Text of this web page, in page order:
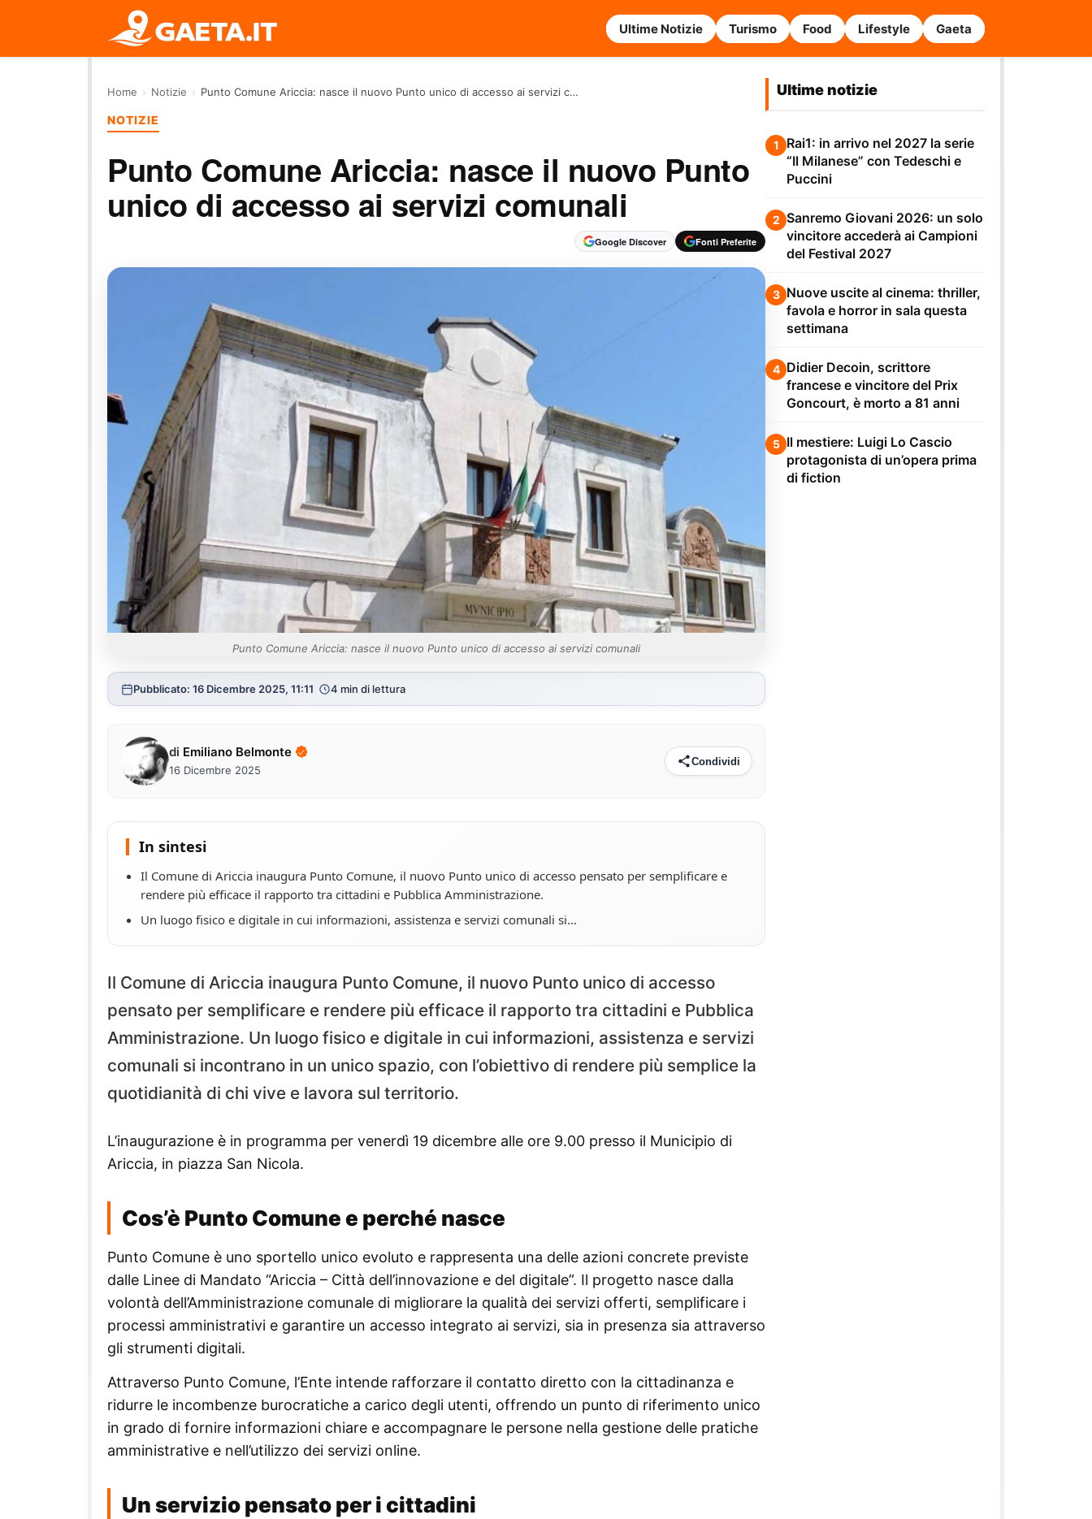
Ultime Notizie Turismo Food Lifestyle Gaeta
Home › Notizie › Punto Comune Ariccia: nasce il nuovo Punto unico di accesso ai servizi c…
NOTIZIE
Punto Comune Ariccia: nasce il nuovo Punto
unico di accesso ai servizi comunali
Google Discover Fonti Preferite
Punto Comune Ariccia: nasce il nuovo Punto unico di accesso ai servizi comunali
Pubblicato: 16 Dicembre 2025, 11:11 4 min di lettura
di Emiliano Belmonte
16 Dicembre 2025
Condividi
In sintesi
Il Comune di Ariccia inaugura Punto Comune, il nuovo Punto unico di accesso pensato per semplificare e
rendere più efficace il rapporto tra cittadini e Pubblica Amministrazione.
Un luogo fisico e digitale in cui informazioni, assistenza e servizi comunali si…
Il Comune di Ariccia inaugura Punto Comune, il nuovo Punto unico di accesso
pensato per semplificare e rendere più efficace il rapporto tra cittadini e Pubblica
Amministrazione. Un luogo fisico e digitale in cui informazioni, assistenza e servizi
comunali si incontrano in un unico spazio, con l’obiettivo di rendere più semplice la
quotidianità di chi vive e lavora sul territorio.
L’inaugurazione è in programma per venerdì 19 dicembre alle ore 9.00 presso il Municipio di
Ariccia, in piazza San Nicola.
Cos’è Punto Comune e perché nasce
Punto Comune è uno sportello unico evoluto e rappresenta una delle azioni concrete previste
dalle Linee di Mandato “Ariccia – Città dell’innovazione e del digitale”. Il progetto nasce dalla
volontà dell’Amministrazione comunale di migliorare la qualità dei servizi offerti, semplificare i
processi amministrativi e garantire un accesso integrato ai servizi, sia in presenza sia attraverso
gli strumenti digitali.
Attraverso Punto Comune, l’Ente intende rafforzare il contatto diretto con la cittadinanza e
ridurre le incombenze burocratiche a carico degli utenti, offrendo un punto di riferimento unico
in grado di fornire informazioni chiare e accompagnare le persone nella gestione delle pratiche
amministrative e nell’utilizzo dei servizi online.
Un servizio pensato per i cittadini
Ultime notizie
1
Rai1: in arrivo nel 2027 la serie
“Il Milanese” con Tedeschi e
Puccini
2 Sanremo Giovani 2026: un solo
vincitore accederà ai Campioni
del Festival 2027
3 Nuove uscite al cinema: thriller,
favola e horror in sala questa
settimana
4 Didier Decoin, scrittore
francese e vincitore del Prix
Goncourt, è morto a 81 anni
5 Il mestiere: Luigi Lo Cascio
protagonista di un’opera prima
di fiction